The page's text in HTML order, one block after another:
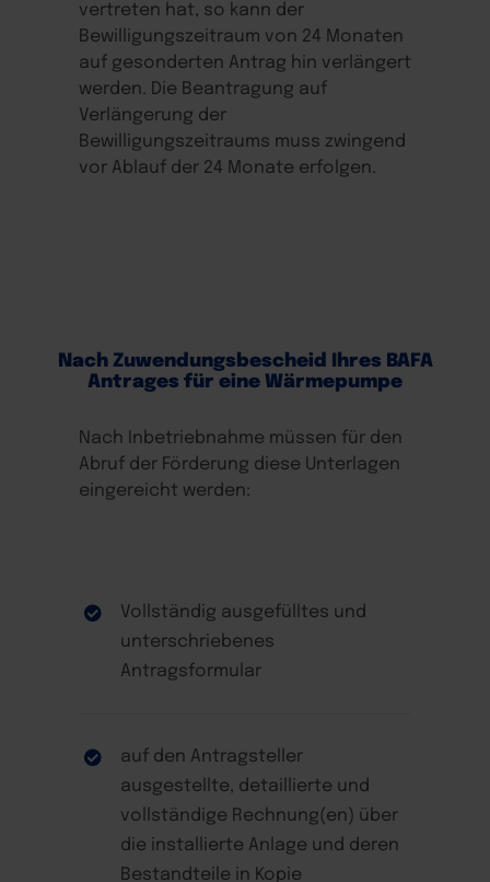
vertreten hat, so kann der
Bewilligungszeitraum von 24 Monaten
auf gesonderten Antrag hin verlängert
werden. Die Beantragung auf
Verlängerung der
Bewilligungszeitraums muss zwingend
vor Ablauf der 24 Monate erfolgen.
Nach Zuwendungsbescheid Ihres BAFA
Antrages für eine Wärmepumpe
Nach Inbetriebnahme müssen für den
Abruf der Förderung diese Unterlagen
eingereicht werden:
Vollständig ausgefülltes und
unterschriebenes
Antragsformular
auf den Antragsteller
ausgestellte, detaillierte und
vollständige Rechnung(en) über
die installierte Anlage und deren
Bestandteile in Kopie